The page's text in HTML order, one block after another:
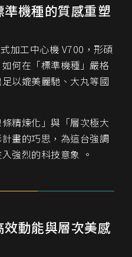
準機種的質感重塑
加工中心機 V700，形碩
何在「標準機種」嚴格
以媲美麗馳、大丸等國
精煉化」與「層次極大
畫的巧思，為這台強調
強烈的科技意象 。
效動能與層次美感